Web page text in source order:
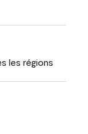
les régions